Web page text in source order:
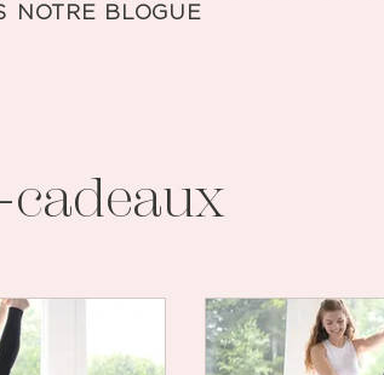
NOTRE BLOGUE